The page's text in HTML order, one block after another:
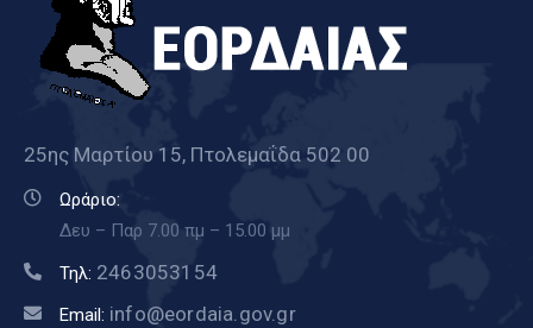
25ης Μαρτίου 15, Πτολεμαΐδα 502 00
Ωράριο:
Δευ – Παρ 7.00 πμ – 15.00 μμ
Τηλ: 2463053154
Email: info@eordaia.gov.gr